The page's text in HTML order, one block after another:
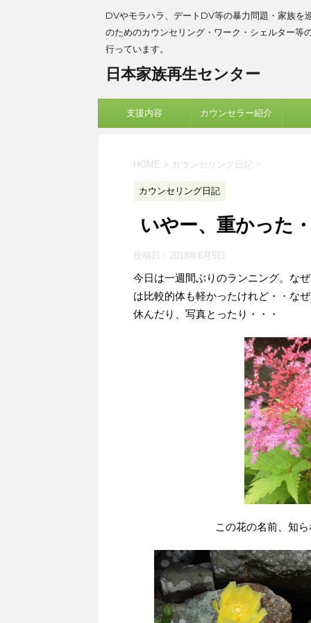
DVやモラハラ、デートDV等の暴力問題・家族を
のためのカウンセリング・ワーク・シェルター等
行っています。
日本家族再生センター
支援内容 カウンセラー紹介
HOME > カウンセリング日記 >
カウンセリング日記
いやー、重かった
投稿日： 2018年6月5日
今日は一週間ぶりのランニング。な
は比較的体も軽かったけれど・・な
休んだり、写真とったり・・・
この花の名前、知